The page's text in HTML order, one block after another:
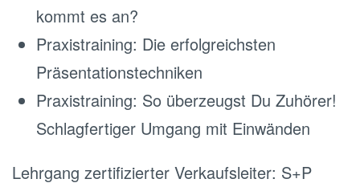
kommt es an?
Praxistraining: Die erfolgreichsten
Präsentationstechniken
Praxistraining: So überzeugst Du Zuhörer!
Schlagfertiger Umgang mit Einwänden
Lehrgang zertifizierter Verkaufsleiter: S+P